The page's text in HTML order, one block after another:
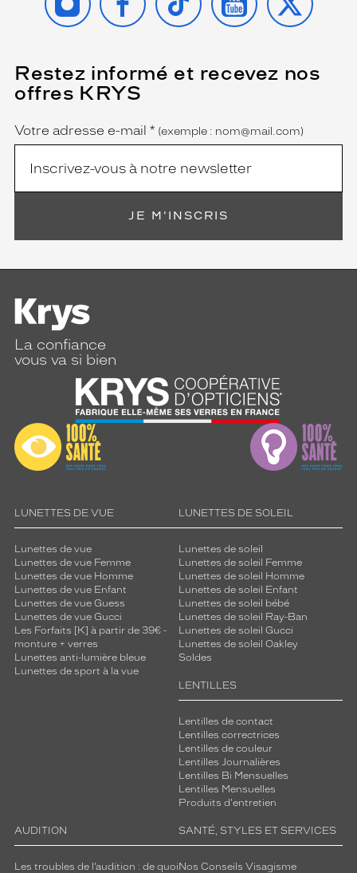
Restez informé et recevez nos
offres KRYS
Name
Votre adresse e-mail *
(Ce
champ
est
obligatoire)
(exemple : nom@mail.com)
JE M'INSCRIS
La confiance
vous va si bien
LUNETTES DE VUE
Lunettes de vue
Lunettes de vue Femme
Lunettes de vue Homme
Lunettes de vue Enfant
Lunettes de vue Guess
Lunettes de vue Gucci
Les Forfaits [K] à partir de 39€ -
monture + verres
Lunettes anti-lumière bleue
Lunettes de sport à la vue
LUNETTES DE SOLEIL
Lunettes de soleil
Lunettes de soleil Femme
Lunettes de soleil Homme
Lunettes de soleil Enfant
Lunettes de soleil bébé
Lunettes de soleil Ray-Ban
Lunettes de soleil Gucci
Lunettes de soleil Oakley
Soldes
LENTILLES
Lentilles de contact
Lentilles correctrices
Lentilles de couleur
Lentilles Journalières
Lentilles Bi Mensuelles
Lentilles Mensuelles
Produits d'entretien
AUDITION
Les troubles de l’audition : de quoi
SANTÉ, STYLES ET SERVICES
Nos Conseils Visagisme